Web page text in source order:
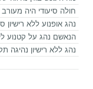
חולה סיעודי היה
נהג אופנוע ללא
הנאשם נהג על קטנוע
נהג ללא רישיון